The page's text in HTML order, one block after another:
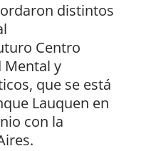
distintos
Centro
Mental y
que se está
Lauquen en
con la